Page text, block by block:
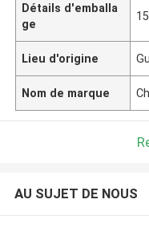
Détails d'emballa
ge
Lieu d'origine
Nom de marque
AU SUJET DE NOUS